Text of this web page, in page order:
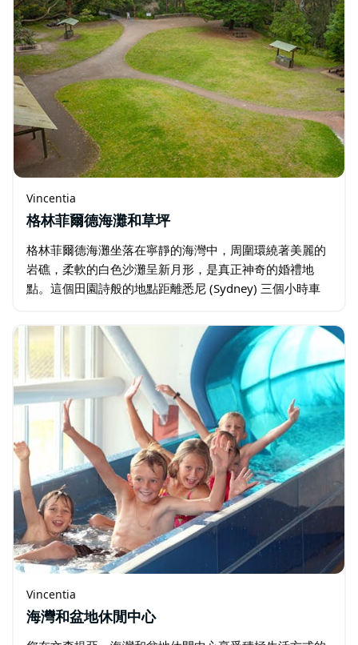
Vincentia
格林菲爾德海灘和草坪
格林菲爾德海灘坐落在寧靜的海灣中，周圍環繞著美麗的
岩礁，柔軟的白色沙灘呈新月形，是真正神奇的婚禮地
點。這個田園詩般的地點距離悉尼 (Sydney) 三個小時車
可以讓你忘記一切，除了你的特殊日子。…
Vincentia
海灣和盆地休閒中心